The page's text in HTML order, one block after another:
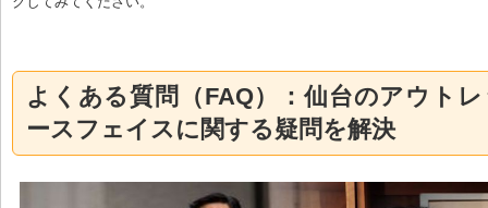
よくある質問（FAQ）：仙台のアウト
ースフェイスに関する疑問を解決